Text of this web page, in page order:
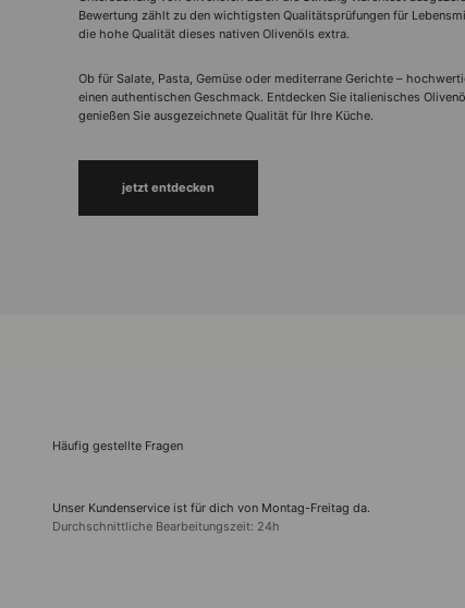
Bewertung zählt zu den wichtigsten Qualitätsprüfungen für
die hohe Qualität dieses nativen Olivenöls extra.
Ob für Salate, Pasta, Gemüse oder mediterrane Gerichte –
einen authentischen Geschmack. Entdecken Sie italienisches
genießen Sie ausgezeichnete Qualität für Ihre Küche.
jetzt entdecken
Häufig gestellte Fragen
Unser Kundenservice ist für dich von Montag-Freitag da.
Durchschnittliche Bearbeitungszeit: 24h